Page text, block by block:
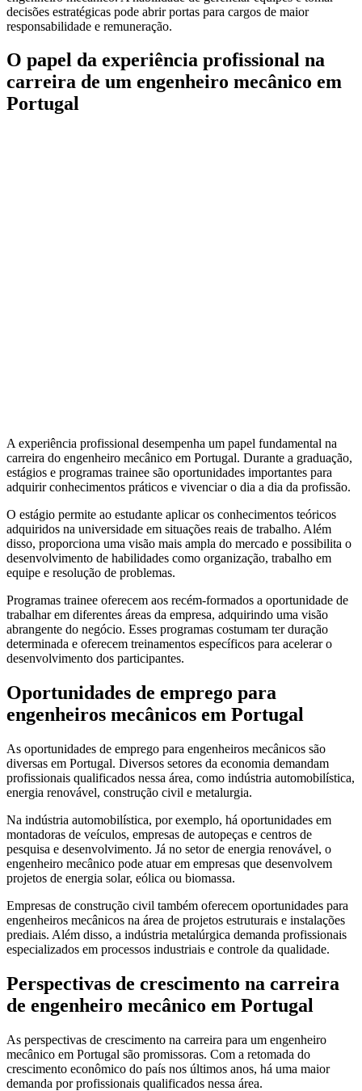
decisões estratégicas pode abrir portas para cargos de maior
responsabilidade e remuneração.
O papel da experiência profissional na
carreira de um engenheiro mecânico em
Portugal
A experiência profissional desempenha um papel fundamental na
carreira do engenheiro mecânico em Portugal. Durante a graduação,
estágios e programas trainee são oportunidades importantes para
adquirir conhecimentos práticos e vivenciar o dia a dia da profissão.
O estágio permite ao estudante aplicar os conhecimentos teóricos
adquiridos na universidade em situações reais de trabalho. Além
disso, proporciona uma visão mais ampla do mercado e possibilita o
desenvolvimento de habilidades como organização, trabalho em
equipe e resolução de problemas.
Programas trainee oferecem aos recém-formados a oportunidade de
trabalhar em diferentes áreas da empresa, adquirindo uma visão
abrangente do negócio. Esses programas costumam ter duração
determinada e oferecem treinamentos específicos para acelerar o
desenvolvimento dos participantes.
Oportunidades de emprego para
engenheiros mecânicos em Portugal
As oportunidades de emprego para engenheiros mecânicos são
diversas em Portugal. Diversos setores da economia demandam
profissionais qualificados nessa área, como indústria automobilística,
energia renovável, construção civil e metalurgia.
Na indústria automobilística, por exemplo, há oportunidades em
montadoras de veículos, empresas de autopeças e centros de
pesquisa e desenvolvimento. Já no setor de energia renovável, o
engenheiro mecânico pode atuar em empresas que desenvolvem
projetos de energia solar, eólica ou biomassa.
Empresas de construção civil também oferecem oportunidades para
engenheiros mecânicos na área de projetos estruturais e instalações
prediais. Além disso, a indústria metalúrgica demanda profissionais
especializados em processos industriais e controle da qualidade.
Perspectivas de crescimento na carreira
de engenheiro mecânico em Portugal
As perspectivas de crescimento na carreira para um engenheiro
mecânico em Portugal são promissoras. Com a retomada do
crescimento econômico do país nos últimos anos, há uma maior
demanda por profissionais qualificados nessa área.